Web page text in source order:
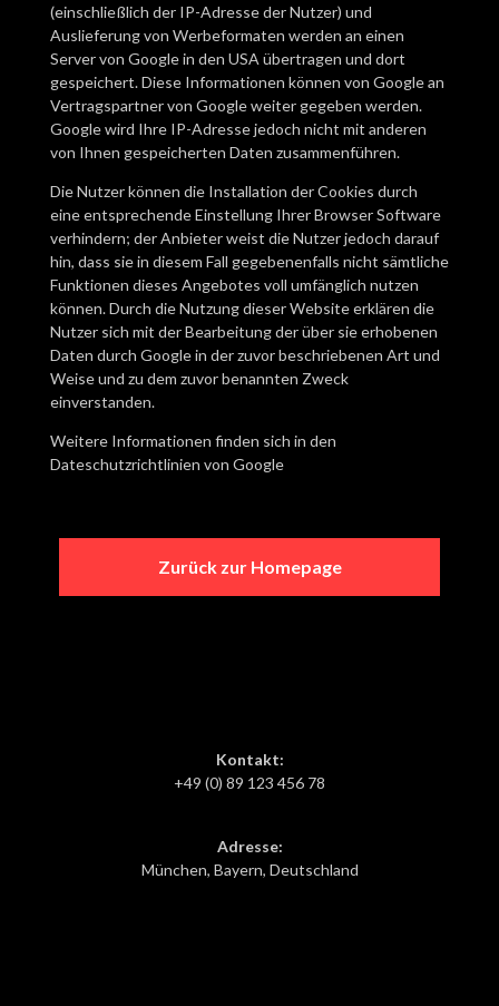
(einschließlich der IP-Adresse der Nutzer) und
Auslieferung von Werbeformaten werden an einen
Server von Google in den USA übertragen und dort
gespeichert. Diese Informationen können von Google an
Vertragspartner von Google weiter gegeben werden.
Google wird Ihre IP-Adresse jedoch nicht mit anderen
von Ihnen gespeicherten Daten zusammenführen.
Die Nutzer können die Installation der Cookies durch
eine entsprechende Einstellung Ihrer Browser Software
verhindern; der Anbieter weist die Nutzer jedoch darauf
hin, dass sie in diesem Fall gegebenenfalls nicht sämtliche
Funktionen dieses Angebotes voll umfänglich nutzen
können. Durch die Nutzung dieser Website erklären die
Nutzer sich mit der Bearbeitung der über sie erhobenen
Daten durch Google in der zuvor beschriebenen Art und
Weise und zu dem zuvor benannten Zweck
einverstanden.
Weitere Informationen finden sich in den
Dateschutzrichtlinien von Google
Zurück zur Homepage
Kontakt:
+49 (0) 89 123 456 78
Adresse:
München, Bayern, Deutschland